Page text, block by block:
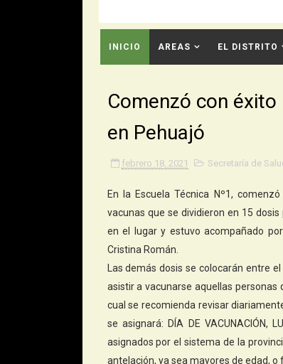
INICIO AREAS EL DISTRITO
Comenzó con éxito
en Pehuajó
febrero 18, 2021 Secretaría de
En la Escuela Técnica Nº1,
vacunas que se dividieron en 15
en el lugar y estuvo acompañado
Cristina Román.
Las demás dosis se colocarán entre
asistir a vacunarse aquellas
cual se recomienda revisar
se asignará: DÍA DE VACUNACIÓN,
asignados por el sistema de la
antelación, ya sea mayores de edad,